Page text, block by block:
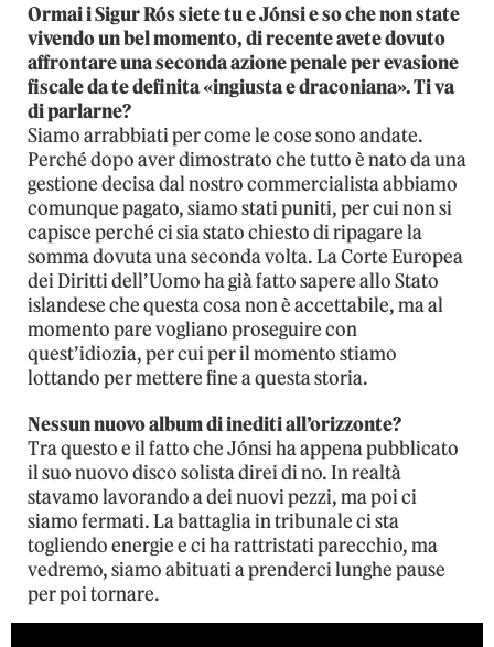
Ormai i Sigur Rós siete tu e Jónsi e so che non state
vivendo un bel momento, di recente avete dovuto
affrontare una seconda azione penale per evasione
fiscale da te definita «ingiusta e draconiana». Ti va
di parlarne?
Siamo arrabbiati per come le cose sono andate.
Perché dopo aver dimostrato che tutto è nato da una
gestione decisa dal nostro commercialista abbiamo
comunque pagato, siamo stati puniti, per cui non si
capisce perché ci sia stato chiesto di ripagare la
somma dovuta una seconda volta. La Corte Europea
dei Diritti dell’Uomo ha già fatto sapere allo Stato
islandese che questa cosa non è accettabile, ma al
momento pare vogliano proseguire con
quest’idiozia, per cui per il momento stiamo
lottando per mettere fine a questa storia.
Nessun nuovo album di inediti all’orizzonte?
Tra questo e il fatto che Jónsi ha appena pubblicato
il suo nuovo disco solista direi di no. In realtà
stavamo lavorando a dei nuovi pezzi, ma poi ci
siamo fermati. La battaglia in tribunale ci sta
togliendo energie e ci ha rattristati parecchio, ma
vedremo, siamo abituati a prenderci lunghe pause
per poi tornare.